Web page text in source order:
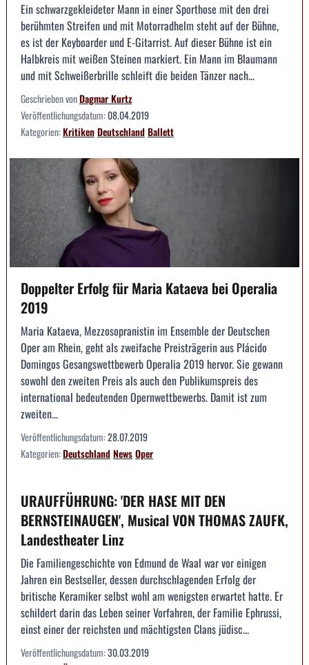
Ein schwarzgekleideter Mann in einer Sporthose mit den drei
berühmten Streifen und mit Motorradhelm steht auf der Bühne,
es ist der Keyboarder und E-Gitarrist. Auf dieser Bühne ist ein
Halbkreis mit weißen Steinen markiert. Ein Mann im Blaumann
und mit Schweißerbrille schleift die beiden Tänzer nach...
Geschrieben vonDagmar Kurtz
Veröffentlichungsdatum:08.04.2019
Kategorien:KritikenDeutschlandBallett
Doppelter Erfolg für Maria Kataeva bei Operalia
2019
Maria Kataeva, Mezzosopranistin im Ensemble der Deutschen
Oper am Rhein, geht als zweifache Preisträgerin aus Plácido
Domingos Gesangswettbewerb Operalia 2019 hervor. Sie gewann
sowohl den zweiten Preis als auch den Publikumspreis des
international bedeutenden Opernwettbewerbs. Damit ist zum
zweiten...
Veröffentlichungsdatum:28.07.2019
Kategorien:DeutschlandNewsOper
URAUFFÜHRUNG: 'DER HASE MIT DEN
BERNSTEINAUGEN', Musical VON THOMAS ZAUFK,
Landestheater Linz
Die Familiengeschichte von Edmund de Waal war vor einigen
Jahren ein Bestseller, dessen durchschlagenden Erfolg der
britische Keramiker selbst wohl am wenigsten erwartet hatte. Er
schildert darin das Leben seiner Vorfahren, der Familie Ephrussi,
einst einer der reichsten und mächtigsten Clans jüdisc...
Veröffentlichungsdatum:30.03.2019